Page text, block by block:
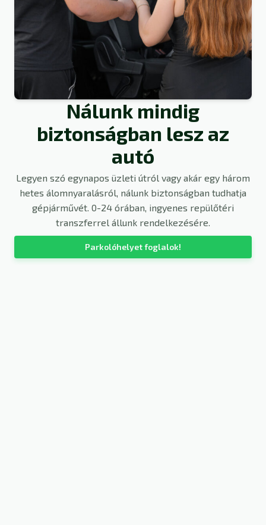
Nálunk mindig
biztonságban lesz az
autó
Legyen szó egynapos üzleti útról vagy akár egy három
hetes álomnyaralásról, nálunk biztonságban tudhatja
gépjárművét. 0-24 órában, ingyenes repülőtéri
transzferrel állunk rendelkezésére.
Parkolóhelyet foglalok!